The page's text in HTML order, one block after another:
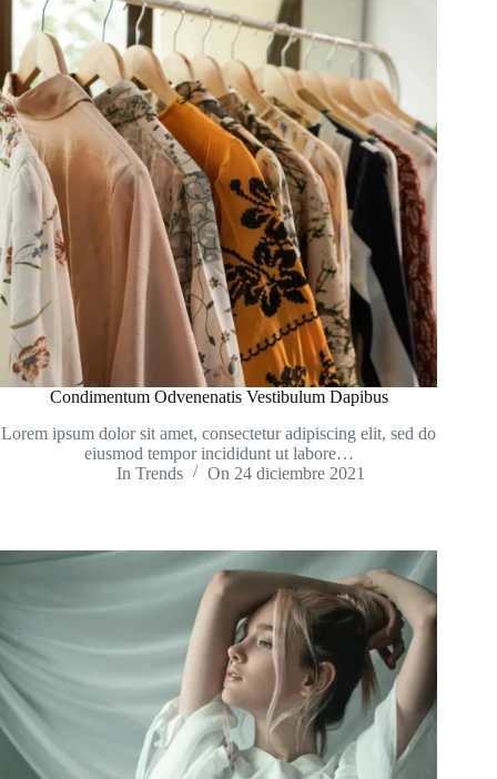
Condimentum Odvenenatis Vestibulum Dapibus
Lorem ipsum dolor sit amet, consectetur adipiscing elit, sed do
eiusmod tempor incididunt ut labore…
In Trends On 24 diciembre 2021